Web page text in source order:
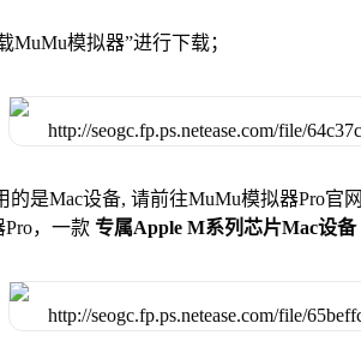
MuMu模拟器”进行下载；
的是Mac设备, 请前往MuMu模拟器Pro官
，一款 专属Apple M系列芯片Mac设备